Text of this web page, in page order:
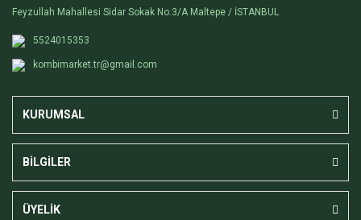
Feyzullah Mahallesi Sidar Sokak No:3/A Maltepe / İSTANBUL
5524015353
kombimarket.tr@gmail.com
KURUMSAL
BİLGİLER
ÜYELİK